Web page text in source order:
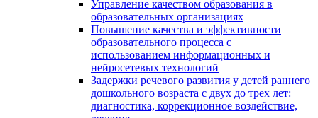
Управление качеством образования в
образовательных организациях
Повышение качества и эффективности
образовательного процесса с
использованием информационных и
нейросетевых технологий
Задержки речевого развития у детей раннего
дошкольного возраста с двух до трех лет:
диагностика, коррекционное воздействие,